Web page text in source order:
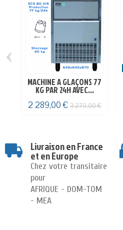
MACHINE A GLAÇONS 77
KG PAR 24H AVEC...
2 289,00 €3 270,00 €
‹
Livraison en France
et en Europe
Chez votre transitaire
pour
AFRIQUE - DOM-TOM
- MEA